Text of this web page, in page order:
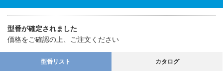
型番が確定されました
価格をご確認の上、ご注文ください
型番リスト カタログ